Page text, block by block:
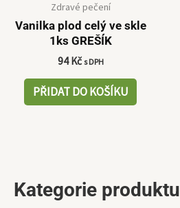
Kategorie produktu
Zdravé pečení
Vanilka plod celý ve skle
1ks GREŠÍK
94Kč s DPH
PŘIDAT DO KOŠÍKU